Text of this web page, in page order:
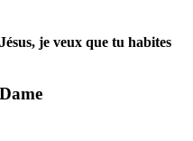
Jésus, je veux que tu habites